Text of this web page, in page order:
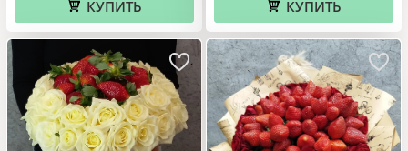
КУПИТЬ КУПИТЬ